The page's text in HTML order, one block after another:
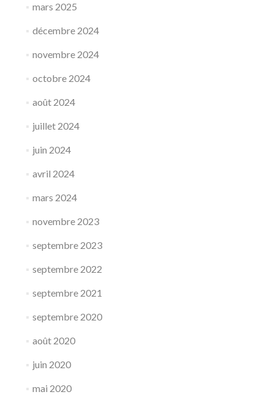
mars 2025
décembre 2024
novembre 2024
octobre 2024
août 2024
juillet 2024
juin 2024
avril 2024
mars 2024
novembre 2023
septembre 2023
septembre 2022
septembre 2021
septembre 2020
août 2020
juin 2020
mai 2020